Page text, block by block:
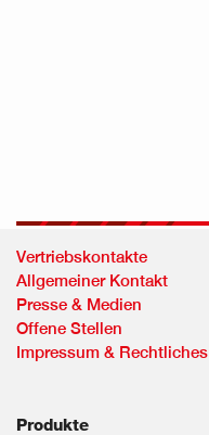
Vertriebskontakte
Allgemeiner Kontakt
Presse & Medien
Offene Stellen
Impressum & Rechtliches
Produkte